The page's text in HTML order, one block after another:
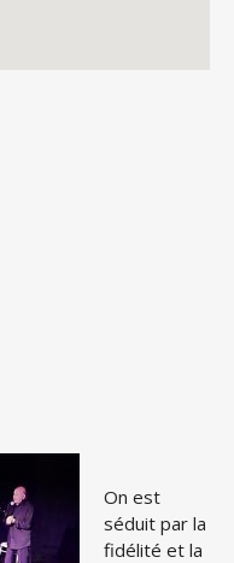
On est
séduit par la
fidélité et la